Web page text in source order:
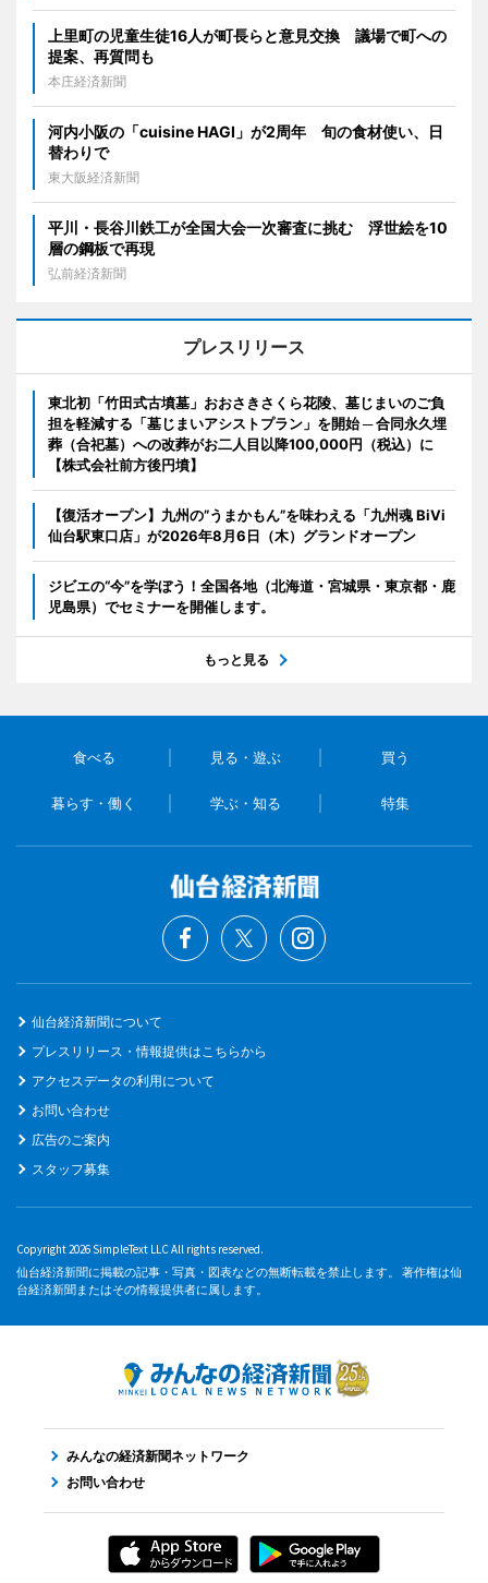
上里町の児童生徒16人が町長らと意見交換 議場で町への
提案、再質問も
本庄経済新聞
河内小阪の「cuisine HAGI」が2周年 旬の食材使い、日
替わりで
東大阪経済新聞
平川・長谷川鉄工が全国大会一次審査に挑む 浮世絵を10
層の鋼板で再現
弘前経済新聞
プレスリリース
東北初「竹田式古墳墓」おおさきさくら花陵、墓じまいのご負
担を軽減する「墓じまいアシストプラン」を開始 ─ 合同永久埋
葬（合祀墓）への改葬がお二人目以降100,000円（税込）に
【株式会社前方後円墳】
【復活オープン】九州の”うまかもん”を味わえる「九州魂 BiVi
仙台駅東口店」が2026年8月6日（木）グランドオープン
ジビエの“今”を学ぼう！全国各地（北海道・宮城県・東京都・鹿
児島県）でセミナーを開催します。
もっと見る
食べる 見る・遊ぶ 買う
暮らす・働く 学ぶ・知る 特集
仙台経済新聞について
プレスリリース・情報提供はこちらから
アクセスデータの利用について
お問い合わせ
広告のご案内
スタッフ募集
Copyright 2026 SimpleText LLC All rights reserved.
仙台経済新聞に掲載の記事・写真・図表などの無断転載を禁止します。 著作権は仙
台経済新聞またはその情報提供者に属します。
みんなの経済新聞ネットワーク
お問い合わせ